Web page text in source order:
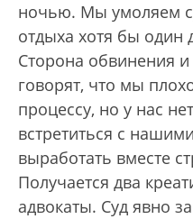
ночью. Мы умоляем
отдыха хотя бы один
Сторона обвинения
говорят, что мы
процессу, но у нас
встретиться с
выработать вместе
Получается два
адвокаты. Суд явно